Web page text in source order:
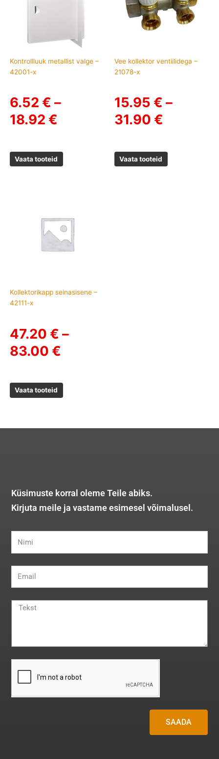
Kontrollluuk metallist valge –
42001-x
6.52 € –
18.92 €
Vaata tooteid
Vee kollektor ventiilidega –
21078-x
15.95 € –
31.90 €
through
Vaata tooteid
Kollektorikapp seinasisene –
42111-x
47.20 € –
83.00 €
47.20 €
through
Vaata tooteid
Küsimuste korral oleme Teile abiks.
Kirjuta meile ja vastame esimesel võimalusel.
SAADA